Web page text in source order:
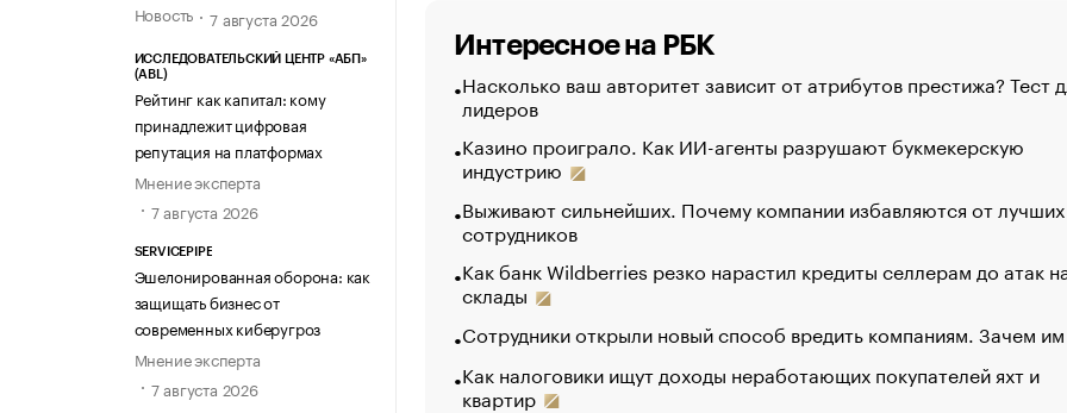
Новость
7 августа 2026
ИССЛЕДОВАТЕЛЬСКИЙ ЦЕНТР «АБП»
(ABL)
Рейтинг как капитал: кому
принадлежит цифровая
репутация на платформах
Мнение эксперта
7 августа 2026
SERVICEPIPE
Эшелонированная оборона: как
защищать бизнес от
современных киберугроз
Мнение эксперта
7 августа 2026
Интересное на РБК
Насколько ваш авторитет зависит от атрибутов престижа? Тест
лидеров
Казино проиграло. Как ИИ-агенты разрушают букмекерскую
индустрию
Выживают сильнейших. Почему компании избавляются от лучших
сотрудников
Как банк Wildberries резко нарастил кредиты селлерам до атак
склады
Сотрудники открыли новый способ вредить компаниям. Зачем
Как налоговики ищут доходы неработающих покупателей яхт и
квартир